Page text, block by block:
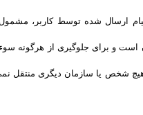
ارسال شده توسط کاربر،
و برای جلوگیری از هرگونه
شخص یا سازمان دیگری منتقل